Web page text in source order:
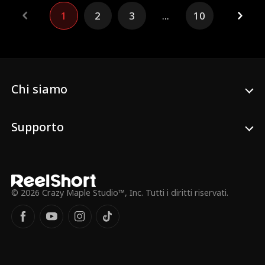
ricordo della donna che amava, inizia a
provare qualcosa per la nuova arrivata,
ignorando chi sia in realtà. Segreti e ricordi
riavvicina. Lui non la ricorda, ma il suo
1 2 3 ... 10
Chi siamo
Supporto
© 2026 Crazy Maple Studio™, Inc. Tutti i diritti riservati.